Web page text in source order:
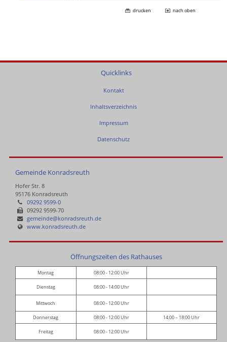
drucken nach oben
Quicklinks
Kontakt
Inhaltsverzeichnis
Impressum
Datenschutz
Gemeinde Konradsreuth
Hofer Str. 8
95176 Konradsreuth
09292 9599-0
09292 9599-70
gemeinde@konradsreuth.de
www.konradsreuth.de
Öffnungszeiten des Rathauses
Montag 08:00 - 12:00 Uhr
Dienstag 08:00 - 14:00 Uhr
Mittwoch 08:00 - 12:00 Uhr
Donnerstag 08:00 - 12:00 Uhr 14:00 – 18:00 Uhr
Freitag 08:00 - 12:00 Uhr